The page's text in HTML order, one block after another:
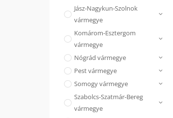
Jász-Nagykun-Szolnok
vármegye
Komárom-Esztergom
vármegye
Nógrád vármegye
Pest vármegye
Somogy vármegye
Szabolcs-Szatmár-Bereg
vármegye